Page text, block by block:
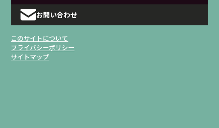
お問い合わせ
このサイトについて
プライバシーポリシー
サイトマップ